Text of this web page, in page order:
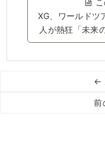
XG、ワールド
人が熱狂「未来
←
前